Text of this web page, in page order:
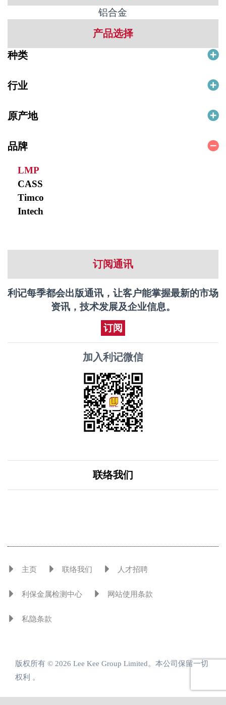
铝合金
产品选择
种类
行业
原产地
品牌
LMP
CASS
Timco
Intech
订阅通讯
利记每季都会出版通讯，让客户能掌握最新的市场
资讯，技术发展及企业信息。
订阅
加入利记微信
联络我们
主页 联络我们 人才招聘
利保金属检测中心 网站使用条款
私隐条款
版权所有 © 2026 Lee Kee Group Limited。本公司保留一切
权利 。